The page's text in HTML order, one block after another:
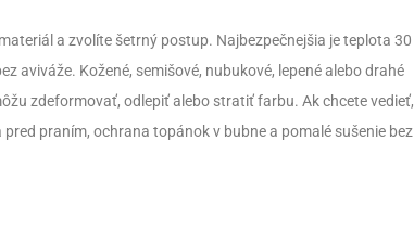
a zvolíte šetrný postup. Najbezpečnejšia je teplota 30
aviváže. Kožené, semišové, nubukové, lepené alebo drahé
zdeformovať, odlepiť alebo stratiť farbu. Ak chcete vedieť,
praním, ochrana topánok v bubne a pomalé sušenie bez